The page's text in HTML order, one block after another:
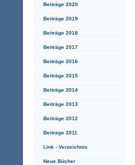
Beiträge 2020
Beiträge 2019
Beiträge 2018
Beiträge 2017
Beiträge 2016
Beiträge 2015
Beiträge 2014
Beiträge 2013
Beiträge 2012
Beiträge 2011
Link - Verzeichnis
Neue Bücher